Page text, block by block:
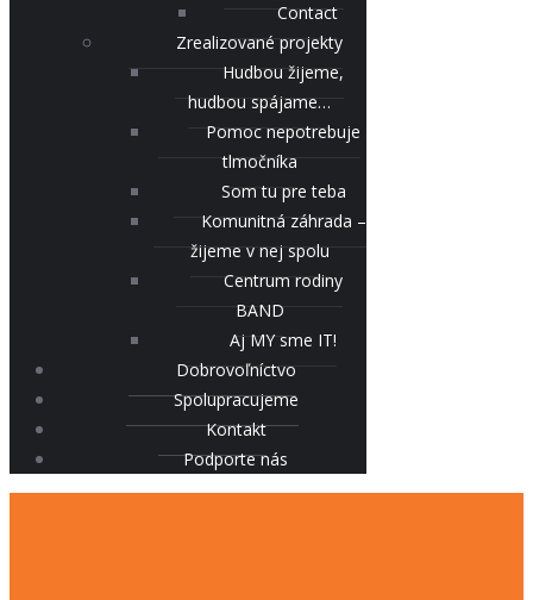
Contact
Zrealizované projekty
Hudbou žijeme,
hudbou spájame…
Pomoc nepotrebuje
tlmočníka
Som tu pre teba
Komunitná záhrada –
žijeme v nej spolu
Centrum rodiny
BAND
Aj MY sme IT!
Dobrovoľníctvo
Spolupracujeme
Kontakt
Podporte nás